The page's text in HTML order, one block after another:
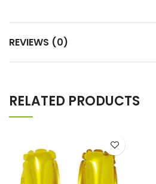
REVIEWS (0)
RELATED PRODUCTS